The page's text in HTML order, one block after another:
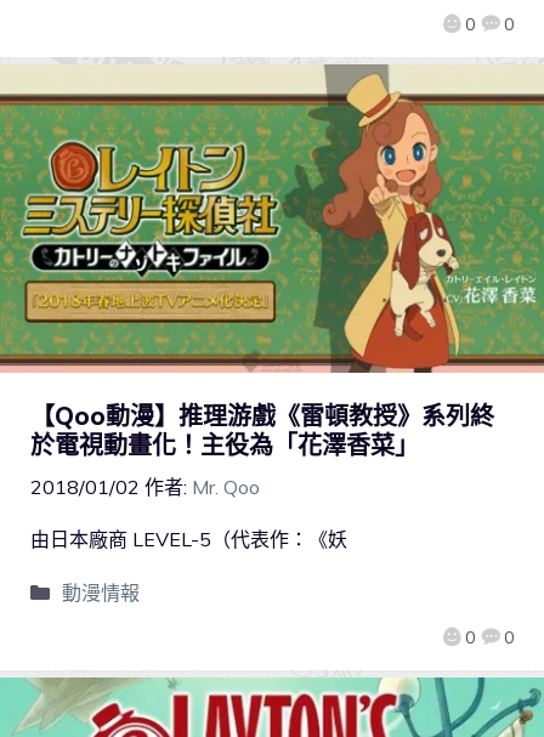
0 0
【Qoo動漫】推理游戲《雷頓教授》系列終
於電視動畫化！主役為「花澤香菜」
2018/01/02 作者: Mr. Qoo
0 0
由日本廠商 LEVEL-5（代表作：《妖
動漫情報